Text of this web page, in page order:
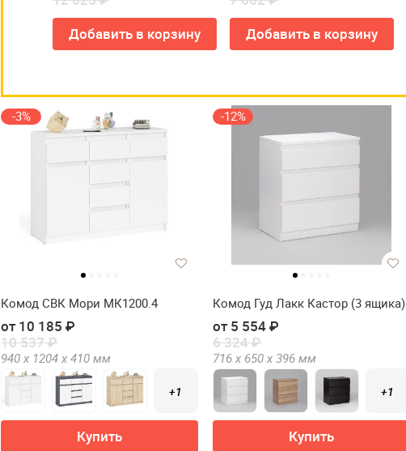
Добавить в корзину
Добавить в корзину
-3%
Комод СВК Мори МК1200.4
от 10 185 ₽
10 537 ₽
940 х 1204 х 410 мм
+1
Купить
-12%
Комод Гуд Лакк Кастор (3 ящика)
от 5 554 ₽
6 324 ₽
716 х 650 х 396 мм
+1
Купить